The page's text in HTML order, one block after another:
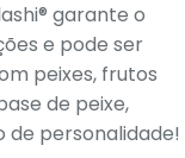
garante o
e pode ser
peixes, frutos
de peixe,
de personalidade!